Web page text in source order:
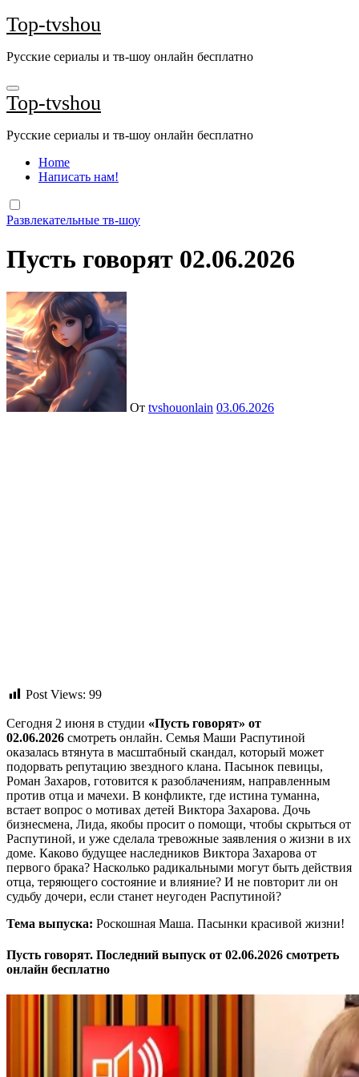
Перейти
к
Top-tvshou
Русские сериалы и тв-шоу онлайн бесплатно
Top-tvshou
Русские сериалы и тв-шоу онлайн бесплатно
Home
Написать нам!
Развлекательные тв-шоу
Пусть говорят 02.06.2026
От tvshouonlain 03.06.2026
Post Views: 99
Сегодня 2 июня в студии «Пусть говорят» от
02.06.2026 смотреть онлайн. Семья Маши Распутиной
оказалась втянута в масштабный скандал, который может
подорвать репутацию звездного клана. Пасынок певицы,
Роман Захаров, готовится к разоблачениям, направленным
против отца и мачехи. В конфликте, где истина туманна,
встает вопрос о мотивах детей Виктора Захарова. Дочь
бизнесмена, Лида, якобы просит о помощи, чтобы скрыться от
Распутиной, и уже сделала тревожные заявления о жизни в их
доме. Каково будущее наследников Виктора Захарова от
первого брака? Насколько радикальными могут быть действия
отца, теряющего состояние и влияние? И не повторит ли он
судьбу дочери, если станет неугоден Распутиной?
Тема выпуска: Роскошная Маша. Пасынки красивой жизни!
Пусть говорят. Последний выпуск от 02.06.2026 смотреть
онлайн бесплатно